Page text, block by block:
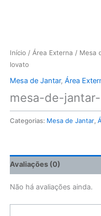
Início / Área Externa / Mesa
lovato
Mesa de Jantar, Área
mesa-de-
Categorias: Mesa de Jantar,
Avaliações (0)
Não há avaliações ainda.